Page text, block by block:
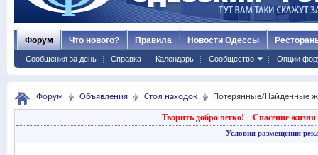
Форум
Сообщения за день Справка Календарь Сообщество Опции
Что нового? Правила Новости Одессы
Форум Объявления Стол находок Потерянные/Найденные
Творить добро легко! Спасение жизни
Условия размещения